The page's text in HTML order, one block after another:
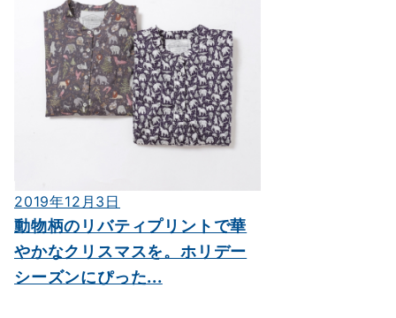
2019年12月3日
動物柄のリバティプリントで華
やかなクリスマスを。ホリデー
シーズンにぴった...